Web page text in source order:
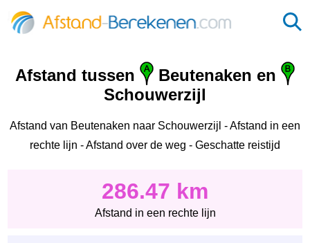
Afstand tussen
Beutenaken en
Schouwerzijl
Afstand van Beutenaken naar Schouwerzijl - Afstand in een
rechte lijn - Afstand over de weg - Geschatte reistijd
286.47 km
Afstand in een rechte lijn